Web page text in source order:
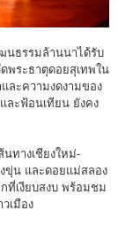
นธรรมล้านนาได้รับ
พระธาตุดอยสุเทพใน
ละความงดงามของ
ละฟ้อนเทียน ยังคง
นทางเชียงใหม่-
ขุ่น และดอยแม่สลอง
ที่เงียบสงบ พร้อมชม
เมือง